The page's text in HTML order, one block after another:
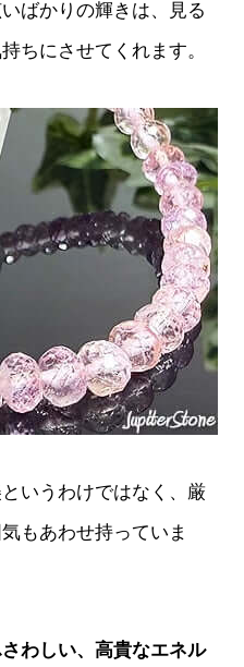
ばかりの輝きは、見る
ちにさせてくれます。
いうわけではなく、厳
もあわせ持っていま
わしい、高貴なエネル